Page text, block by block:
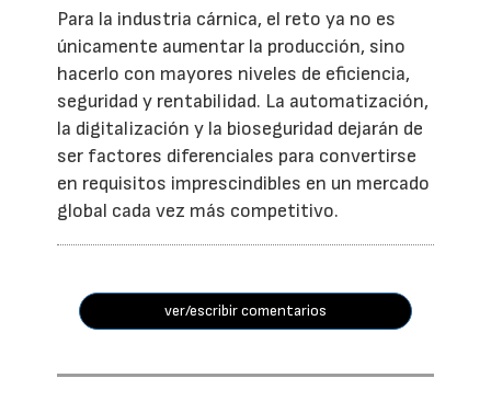
Para la industria cárnica, el reto ya no es
únicamente aumentar la producción, sino
hacerlo con mayores niveles de eficiencia,
seguridad y rentabilidad. La automatización,
la digitalización y la bioseguridad dejarán de
ser factores diferenciales para convertirse
en requisitos imprescindibles en un mercado
global cada vez más competitivo.
ver/escribir comentarios